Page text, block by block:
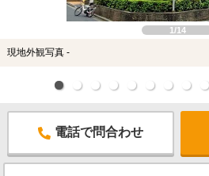
1/14
現地外観写真 -
電話で問合わせ